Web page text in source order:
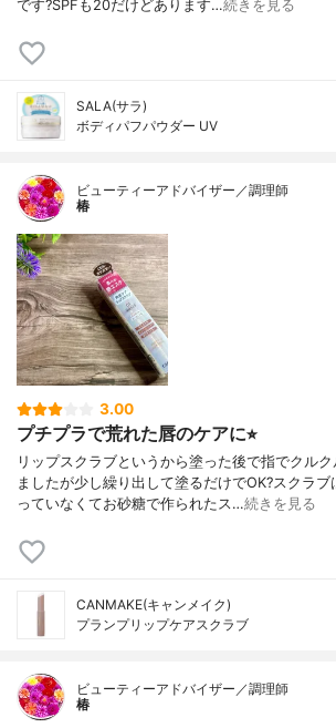
です?SPFも20だけどあります…続きを見る
SALA(サラ)
ボディパフパウダー UV
ビューティーアドバイザー／調理師
椿
3.00
プチプラで荒れた唇のケアに⭐︎
リップスクラブというから塗った後で指でクル
ましたが少し繰り出して塗るだけでOK?スクラブ
っていなくてお砂糖で作られたス…続きを見る
CANMAKE(キャンメイク)
プランプリップケアスクラブ
ビューティーアドバイザー／調理師
椿